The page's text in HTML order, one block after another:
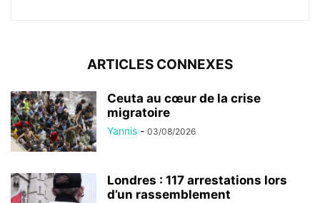
ARTICLES CONNEXES
Ceuta au cœur de la crise
migratoire
Yannis - 03/08/2026
Londres : 117 arrestations lors
d’un rassemblement